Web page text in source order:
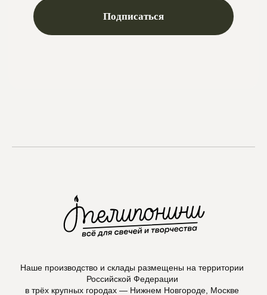
Наше производство и склады размещены на территории
Российской Федерации
в трёх крупных городах — Нижнем Новгороде, Москве